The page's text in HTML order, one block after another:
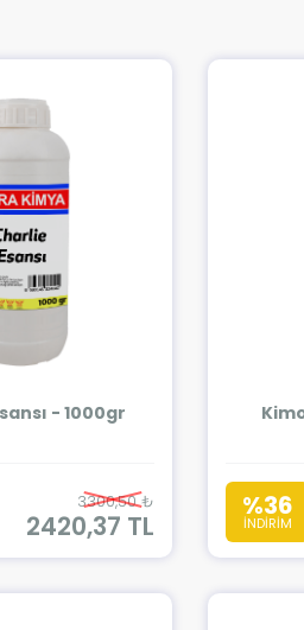
- 1000gr
3300,50 ₺
2420,37 TL
%36
İNDİRİM